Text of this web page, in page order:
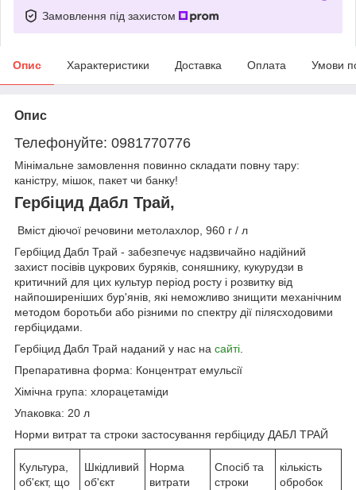
Замовлення під захистом
Опис Характеристики Доставка Оплата Умови
Опис
Телефонуйте: 0981770776
Мінімальне замовлення повинно складати повну тару:
каністру, мішок, пакет чи банку!
Гербіцид Дабл Трай,
Вміст діючої речовини метолахлор, 960 г / л
Гербіцид Дабл Трай - забезпечує надзвичайно надійний
захист посівів цукрових буряків, соняшнику, кукурудзи в
критичний для цих культур період росту і розвитку від
найпоширеніших бур'янів, які неможливо знищити механічним
методом боротьби або різними по спектру дії пілясходовими
гербіцидами.
Гербіцид Дабл Трай наданий у нас на сайті.
Препаративна форма: Концентрат емульсії
Хімічна група: хлорацетаміди
Упаковка: 20 л
Норми витрат та строки застосування гербіциду ДАБЛ ТРАЙ
Культура,
об'єкт, що
Шкідливий
об'єкт
Норма
витрати
Спосіб та
строки
кількість
обробок